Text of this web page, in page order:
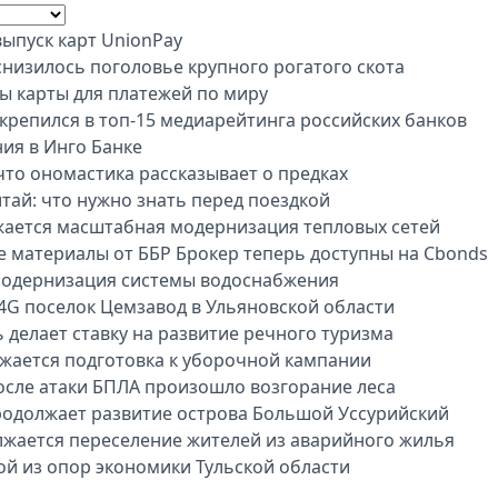
карт UnionPay
поголовье крупного рогатого скота
карты для платежей по миру
в топ-15 медиарейтинга российских банков
в Инго Банке
ономастика рассказывает о предках
что нужно знать перед поездкой
масштабная модернизация тепловых сетей
материалы от ББР Брокер теперь доступны на Cbonds
системы водоснабжения
поселок Цемзавод в Ульяновской области
ставку на развитие речного туризма
подготовка к уборочной кампании
атаки БПЛА произошло возгорание леса
развитие острова Большой Уссурийский
переселение жителей из аварийного жилья
из опор экономики Тульской области